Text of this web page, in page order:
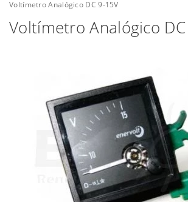
Voltímetro Analógico DC 9-15V
Voltímetro Analógico